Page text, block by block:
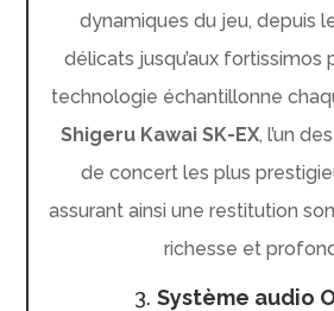
dynamiques du jeu, depuis
délicats jusqu’aux fortissimos
technologie échantillonne
Shigeru Kawai SK-EX, l’un
de concert les plus
assurant ainsi une restitution
richesse et
3. Système audio